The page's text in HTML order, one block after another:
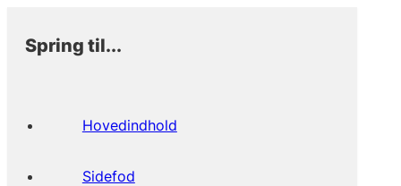
Spring til...
Hovedindhold
Sidefod